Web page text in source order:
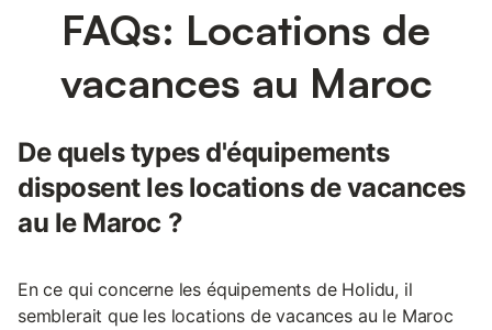
FAQs: Locations de
vacances au Maroc
De quels types d'équipements
disposent les locations de vacances
au le Maroc ?
En ce qui concerne les équipements de Holidu, il
semblerait que les locations de vacances au le Maroc